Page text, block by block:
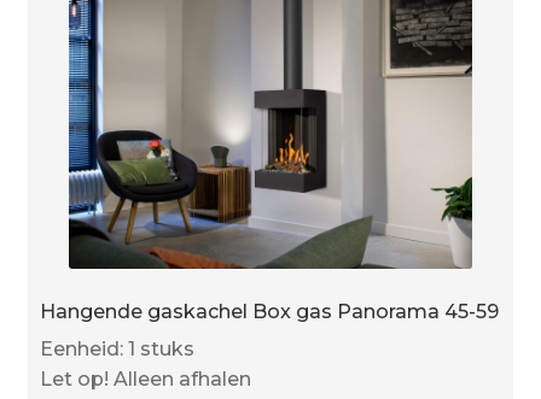
Hangende gaskachel Box gas Panorama 45-59
Eenheid: 1 stuks
Let op! Alleen afhalen